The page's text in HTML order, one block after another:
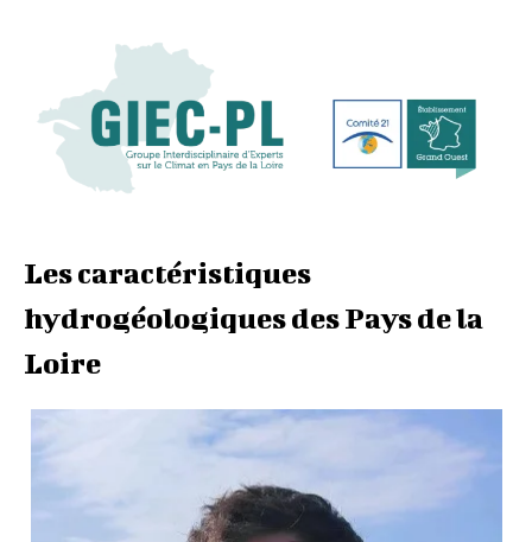
Les caractéristiques
hydrogéologiques des Pays de la
Loire